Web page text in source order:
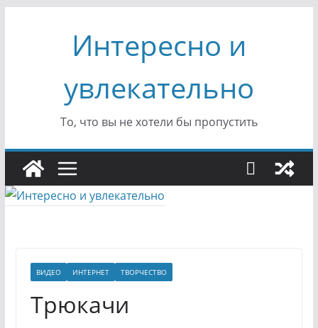
содержимомуИнтересно и
увлекательно
То, что вы не хотели бы пропустить
ВИДЕО ИНТЕРНЕТ ТВОРЧЕСТВО
Трюкачи